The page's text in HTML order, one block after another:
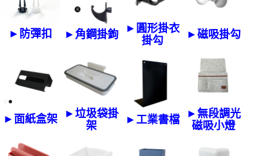
►防彈扣 ►角鋼掛鉤
►圓形掛衣
掛勾
►磁吸掛勾
►面紙盒架
►垃圾袋掛
架
►工業書檔
►無段調光
磁吸小燈